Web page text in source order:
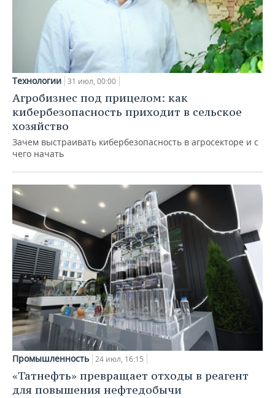
Технологии 31 июл, 00:00
Агробизнес под прицелом: как
кибербезопасность приходит в сельское
хозяйство
Зачем выстраивать кибербезопасность в агросекторе и с
чего начать
Промышленность 24 июл, 16:15
«Татнефть» превращает отходы в реагент
для повышения нефтедобычи